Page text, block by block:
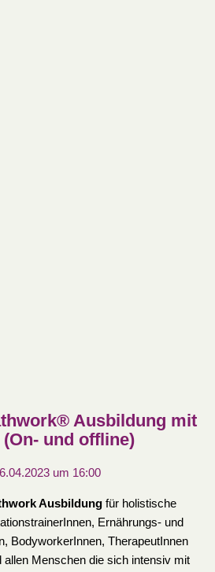
Ausbildung mit
und offline)
um 16:00
Ausbildungfür holistische
Ernährungs- und
BodyworkerInnen, TherapeutInnen
allen Menschen die sich intensiv mit